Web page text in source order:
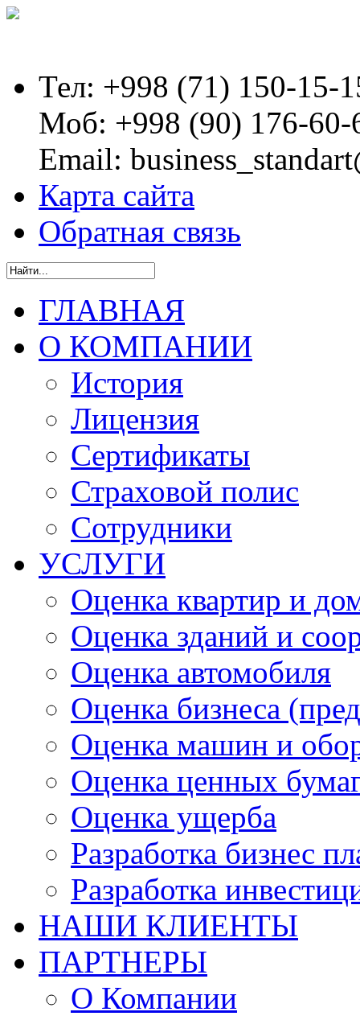
Тел: +998 (71) 150-15-
Моб: +998 (90) 176-60-
Email:
Карта сайта
Обратная связь
ГЛАВНАЯ
О КОМПАНИИ
История
Лицензия
Сертификаты
Страховой полис
Сотрудники
УСЛУГИ
Оценка квартир и
Оценка зданий и
Оценка автомобиля
Оценка бизнеса
Оценка машин и
Оценка ценных
Оценка ущерба
Разработка бизнес
Разработка
НАШИ КЛИЕНТЫ
ПАРТНЕРЫ
О Компании